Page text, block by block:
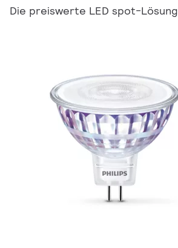
Die preiswerte LED spot-Lösung